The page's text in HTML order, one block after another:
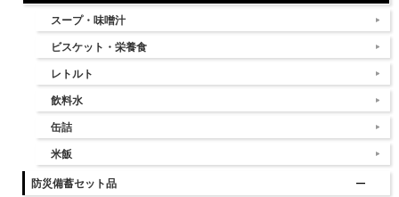
スープ・味噌汁
ビスケット・栄養食
レトルト
飲料水
缶詰
米飯
防災備蓄セット品